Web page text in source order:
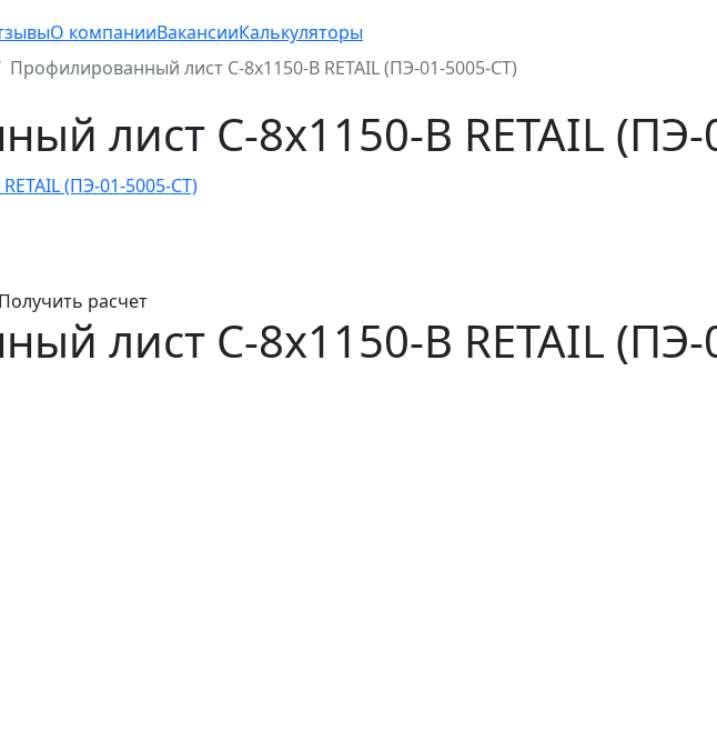
О компанииВакансииКалькуляторы
Профилированный лист С-8x1150-B RETAIL (ПЭ-01-5005-СТ)
лист С-8x1150-B RETAIL (ПЭ-
Получить расчет
лист С-8x1150-B RETAIL (ПЭ-